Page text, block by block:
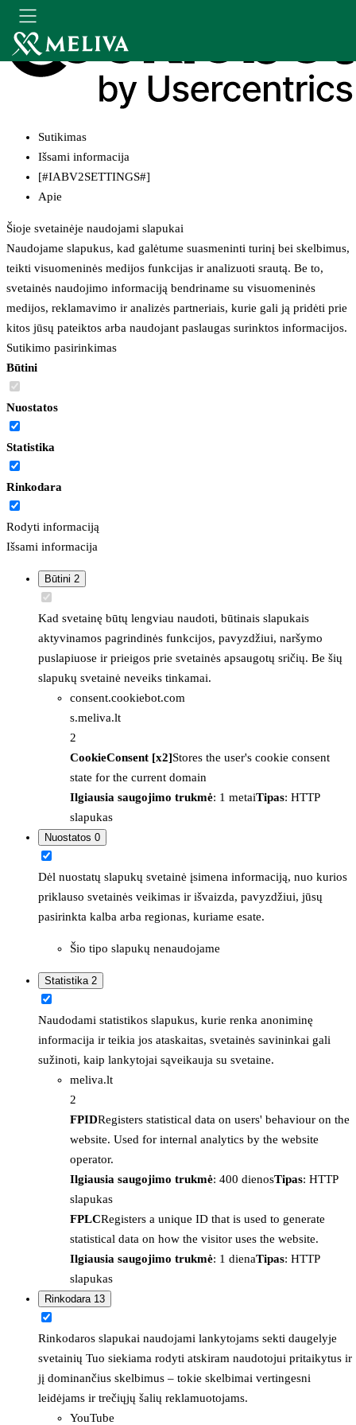
Sutikimas
Išsami informacija
[#IABV2SETTINGS#]
Apie
Šioje svetainėje naudojami slapukai
Naudojame slapukus, kad galėtume suasmeninti turinį bei skelbimus,
teikti visuomeninės medijos funkcijas ir analizuoti srautą. Be to,
svetainės naudojimo informaciją bendriname su visuomeninės
medijos, reklamavimo ir analizės partneriais, kurie gali ją pridėti prie
kitos jūsų pateiktos arba naudojant paslaugas surinktos informacijos.
Sutikimo pasirinkimas
Būtini
Nuostatos
Statistika
Rinkodara
Rodyti informaciją
Išsami informacija
Būtini 2
Kad svetainę būtų lengviau naudoti, būtinais slapukais
aktyvinamos pagrindinės funkcijos, pavyzdžiui, naršymo
puslapiuose ir prieigos prie svetainės apsaugotų sričių. Be šių
slapukų svetainė neveiks tinkamai.
consent.cookiebot.com
s.meliva.lt
2
CookieConsent [x2]Stores the user's cookie consent
state for the current domain
Ilgiausia saugojimo trukmė: 1 metaiTipas: HTTP
slapukas
Nuostatos 0
Dėl nuostatų slapukų svetainė įsimena informaciją, nuo kurios
priklauso svetainės veikimas ir išvaizda, pavyzdžiui, jūsų
pasirinkta kalba arba regionas, kuriame esate.
Šio tipo slapukų nenaudojame
Statistika 2
Naudodami statistikos slapukus, kurie renka anoniminę
informacija ir teikia jos ataskaitas, svetainės savininkai gali
sužinoti, kaip lankytojai sąveikauja su svetaine.
meliva.lt
2
FPIDRegisters statistical data on users' behaviour on the
website. Used for internal analytics by the website
operator.
Ilgiausia saugojimo trukmė: 400 dienosTipas: HTTP
slapukas
FPLCRegisters a unique ID that is used to generate
statistical data on how the visitor uses the website.
Ilgiausia saugojimo trukmė: 1 dienaTipas: HTTP
slapukas
Rinkodara 13
Rinkodaros slapukai naudojami lankytojams sekti daugelyje
svetainių Tuo siekiama rodyti atskiram naudotojui pritaikytus ir
jį dominančius skelbimus – tokie skelbimai vertingesni
leidėjams ir trečiųjų šalių reklamuotojams.
YouTube